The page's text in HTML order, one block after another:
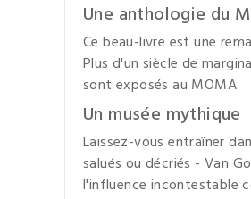
Une anthologie du
Ce beau-livre est une
Plus d'un siècle de
sont exposés au MOMA.
Un musée mythique
Laissez-vous entraîner
salués ou décriés - Van
l'influence incontestable